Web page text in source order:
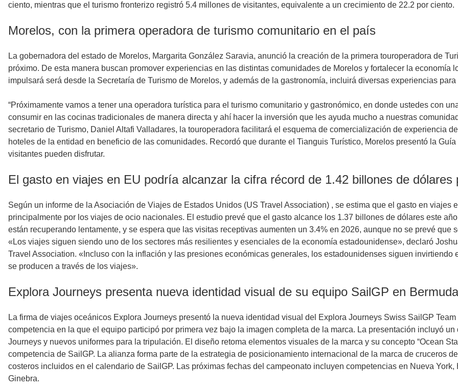
ciento, mientras que el turismo fronterizo registró 5.4 millones de visitantes, equivalente a un crecimiento de 22.2 por ciento.
Morelos, con la primera operadora de turismo comunitario en el país
La gobernadora del estado de Morelos, Margarita González Saravia, anunció la creación de la primera touroperadora de
próximo. De esta manera buscan promover experiencias en las distintas comunidades de Morelos y fortalecer la economía
impulsará será desde la Secretaría de Turismo de Morelos, y además de la gastronomía, incluirá diversas experiencias
“Próximamente vamos a tener una operadora turística para el turismo comunitario y gastronómico, en donde ustedes con
consumir en las cocinas tradicionales de manera directa y ahí hacer la inversión que les ayuda mucho a nuestras
secretario de Turismo, Daniel Altafi Valladares, la touroperadora facilitará el esquema de comercialización de experiencia
hoteles de la entidad en beneficio de las comunidades. Recordó que durante el Tianguis Turístico, Morelos presentó la
visitantes pueden disfrutar.
El gasto en viajes en EU podría alcanzar la cifra récord de 1.42 billones de dólares
Según un informe de la Asociación de Viajes de Estados Unidos (US Travel Association) , se estima que el gasto en
principalmente por los viajes de ocio nacionales. El estudio prevé que el gasto alcance los 1.37 billones de dólares este
están recuperando lentamente, y se espera que las visitas receptivas aumenten un 3.4% en 2026, aunque no se prevé
«Los viajes siguen siendo uno de los sectores más resilientes y esenciales de la economía estadounidense», declaró
Travel Association. «Incluso con la inflación y las presiones económicas generales, los estadounidenses siguen
se producen a través de los viajes».
Explora Journeys presenta nueva identidad visual de su equipo SailGP en Bermuda
La firma de viajes oceánicos Explora Journeys presentó la nueva identidad visual del Explora Journeys Swiss SailGP
competencia en la que el equipo participó por primera vez bajo la imagen completa de la marca. La presentación incluyó
Journeys y nuevos uniformes para la tripulación. El diseño retoma elementos visuales de la marca y su concepto “Ocean
competencia de SailGP. La alianza forma parte de la estrategia de posicionamiento internacional de la marca de cruceros
costeros incluidos en el calendario de SailGP. Las próximas fechas del campeonato incluyen competencias en Nueva
Ginebra.